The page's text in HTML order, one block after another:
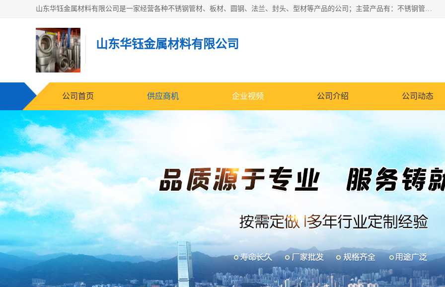
山东华钰金属材料有限公司是一家经营各种不锈钢管材、板材、圆钢、法兰、封头、型材等产品的公司；主营产品有：不锈钢管，激光切割，管件标准件，不锈钢圆钢，不锈钢人孔，不锈钢亮管，不锈钢角钢，不锈钢加工，不锈钢管子，不锈钢工业方管，不锈钢封头，不锈钢法兰，不锈钢阀门，不锈钢槽钢，不锈钢扁钢，不锈钢板等；可为客户制作各种规格的型材及不锈钢配件、非标准件及各种容器具等，能满足客户的不同采购要求。
山东华钰金属材料有限公司
公司首页 供应商机 企业视频 公司介绍 公司动态